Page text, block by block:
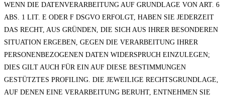
WENN DIE DATENVERARBEITUNG AUF GRUNDLAGE VON ART. 6
ABS. 1 LIT. E ODER F DSGVO ERFOLGT, HABEN SIE JEDERZEIT
DAS RECHT, AUS GRÜNDEN, DIE SICH AUS IHRER BESONDEREN
SITUATION ERGEBEN, GEGEN DIE VERARBEITUNG IHRER
PERSONENBEZOGENEN DATEN WIDERSPRUCH EINZULEGEN;
DIES GILT AUCH FÜR EIN AUF DIESE BESTIMMUNGEN
GESTÜTZTES PROFILING. DIE JEWEILIGE RECHTSGRUNDLAGE,
AUF DENEN EINE VERARBEITUNG BERUHT, ENTNEHMEN SIE